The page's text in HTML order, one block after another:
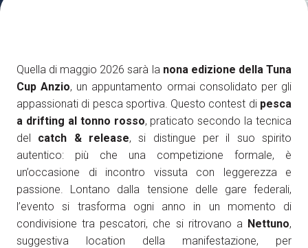
SCOPRI COME arrow_circle_right
Treno, aereo o auto? Scopri tutti i modi per
raggiungere la Fiera di Rimini
AREA RISERVATA VISITATORI
person
Quella di maggio 2026 sarà lanona edizione della Tuna
Cup Anzio, un appuntamento ormai consolidato per gli
appassionati di pesca sportiva. Questo contest di pesca
a drifting al tonno rosso, praticato secondo la tecnica
del catch & release, si distingue per il suo spirito
autentico: più che una competizione formale, è
un’occasione di incontro vissuta con leggerezza e
passione. Lontano dalla tensione delle gare federali,
l’evento si trasforma ogni anno in un momento di
condivisione tra pescatori, che si ritrovano a Nettuno,
suggestiva location della manifestazione, per